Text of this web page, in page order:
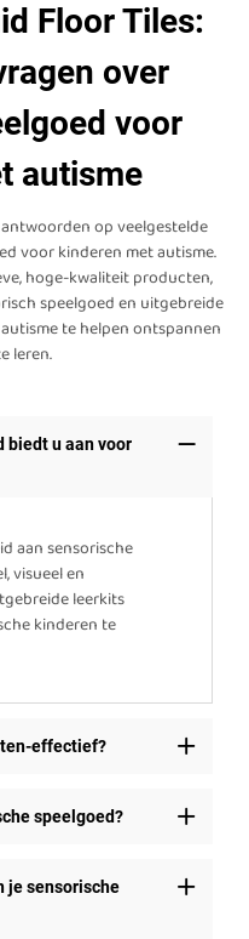
Floor Tiles:
over
voor
autisme
op veelgestelde
voor kinderen met autisme.
hoge-kwaliteit producten,
speelgoed en uitgebreide
te helpen ontspannen
leren.
biedt u aan voor
aan sensorische
visueel en
leerkits
kinderen te
effectief?
speelgoed?
je sensorische